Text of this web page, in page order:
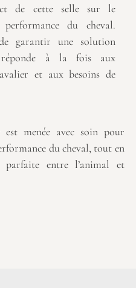
de cette selle sur le
du cheval.
garantir une solution
réponde à la fois aux
et aux besoins de
est menée avec soin pour
du cheval, tout en
parfaite entre l’animal et